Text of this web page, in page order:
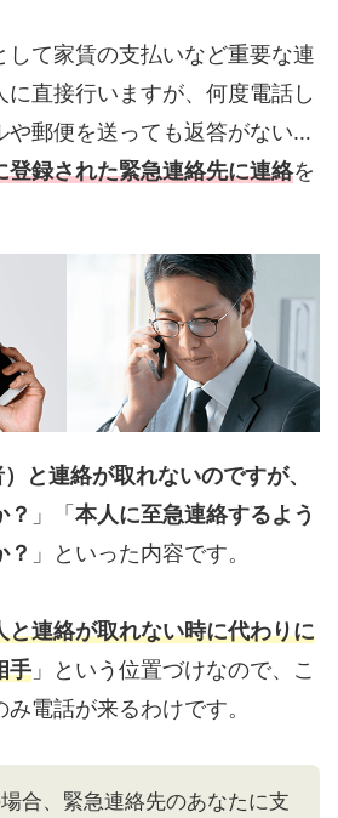
して家賃の支払いなど重要な連
直接行いますが、何度電話し
や郵便を送っても返答がない…
登録された緊急連絡先に連絡を
と連絡が取れないのですが、
？ 」「 本人に至急連絡するよう
？ 」といった内容です。
と連絡が取れない時に代わりに
手 」という位置づけなので、こ
電話が来るわけです。
合、緊急連絡先のあなたに支